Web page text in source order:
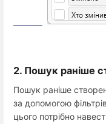
2. Пошук раніше
Пошук раніше
за допомогою
цього потрібно